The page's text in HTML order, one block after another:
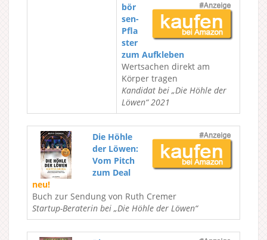
bör
sen-
Pfla
ster
zum Aufkleben
Wertsachen direkt am
Körper tragen
Kandidat bei „Die Höhle der
Löwen“ 2021
Die Höhle
der Löwen:
Vom Pitch
zum Deal
neu!
Buch zur Sendung von Ruth Cremer
Startup-Beraterin bei „Die Höhle der Löwen“